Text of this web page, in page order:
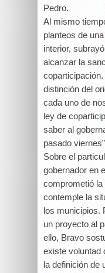
Pedro.
Al mismo
planteos de
interior,
alcanzar la
coparticipación.
distinción del
cada uno de
ley de
saber al
pasado
Sobre el
gobernador en
comprometió la
contemple la
los municipios.
un proyecto al
ello, Bravo
existe voluntad
la definición de